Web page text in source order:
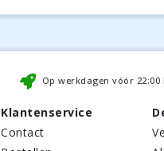
Op werkdagen vóór 22:00
Klantenservice
Contact